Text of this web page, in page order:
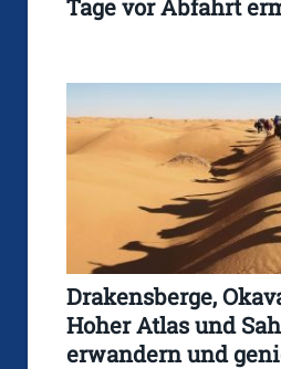
Tage vor Abfahrt
Drakensberge,
Hoher Atlas und
erwandern und